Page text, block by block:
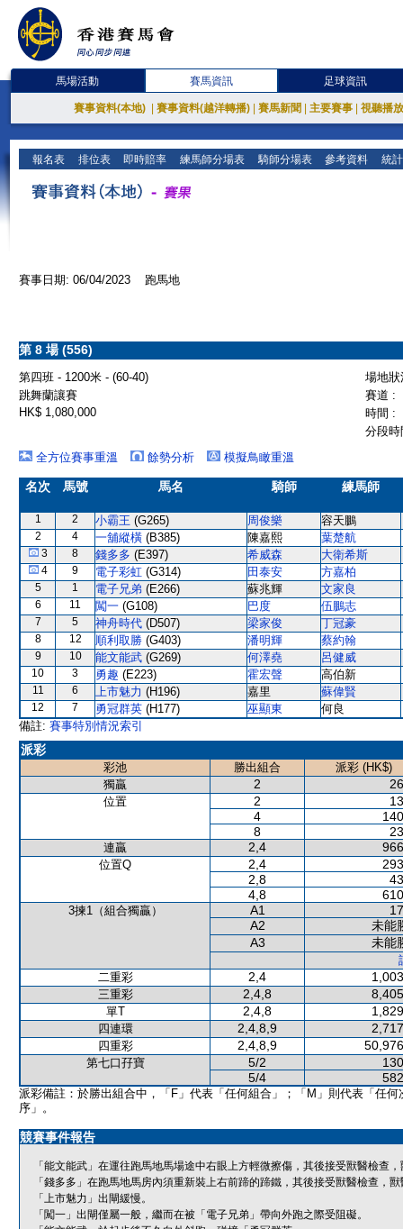
馬場活動 賽馬資訊 足球資訊
賽事資料(本地) 賽事資料(越洋轉播) 賽馬新聞 主要賽事 視聽播
報名表 排位表 即時賠率 練馬師分場表 騎師分場表 參考資料 統
賽事日期: 06/04/2023 跑馬地
第 8 場 (556)
第四班 - 1200米 - (60-40)
場地
跳舞蘭讓賽
賽道 :
HK$ 1,080,000
時間 :
分段
全方位賽事重溫
餘勢分析 模擬鳥瞰重溫
名次 馬號 馬名 騎師 練馬師
1 2 小霸王 (G265) 周俊樂 容天鵬
2 4 一舖縱橫 (B385) 陳嘉熙 葉楚航
3 8 錢多多 (E397) 希威森 大衛希斯
4 9 電子彩虹 (G314) 田泰安 方嘉柏
5 1 電子兄弟 (E266) 蘇兆輝 文家良
6 11 闖一 (G108) 巴度 伍鵬志
7 5 神舟時代 (D507) 梁家俊 丁冠豪
8 12 順利取勝 (G403) 潘明輝 蔡約翰
9 10 能文能武 (G269) 何澤堯 呂健威
10 3 勇趣 (E223) 霍宏聲 高伯新
11 6 上市魅力 (H196) 嘉里 蘇偉賢
12 7 勇冠群英 (H177) 巫顯東
何良
備註: 賽事特別情況索引
派彩
彩池 勝出組合
派彩 (HK$)
獨贏
2
位置 2
4
8
連贏 2,4
位置Q 2,4
2,8
4,8
3揀1（組合獨贏） A1
A2
未能
A3
未能
二重彩
2,4
三重彩 2,4,8
單T 2,4,8
四連環 2,4,8,9
四重彩 2,4,8,9
第七口孖寶 5/2
5/4
派彩備註：於勝出組合中，「F」代表「任何組合」；「M」則代表「任何
序」。
競賽事件報告
「能文能武」在運往跑馬地馬場途中右眼上方輕微擦傷，其後接受獸醫檢查
「錢多多」在跑馬地馬房內須重新裝上右前蹄的蹄鐵，其後接受獸醫檢查，
「上市魅力」出閘緩慢。
「闖一」出閘僅屬一般，繼而在被「電子兄弟」帶向外跑之際受阻礙。